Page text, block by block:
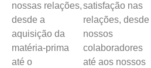
nossas relações,
desde a
aquisição da
matéria-prima
até o
satisfação nas
relações, desde
nossos
colaboradores
até aos nossos